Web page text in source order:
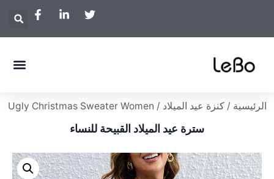
الرئيسية /كنزة عيد الميلاد / Ugly Christmas Sweater Women
سترة عيد الميلاد القبيحة للنساء